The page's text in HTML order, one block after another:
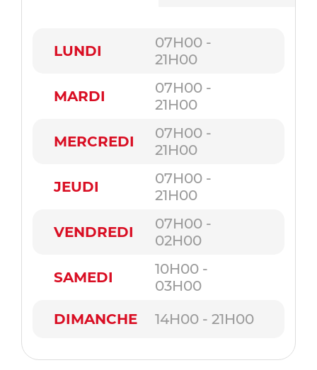
LUNDI
07H00 -
21H00
MARDI
07H00 -
21H00
MERCREDI
07H00 -
21H00
JEUDI
07H00 -
21H00
VENDREDI
07H00 -
02H00
SAMEDI
10H00 -
03H00
DIMANCHE
14H00 - 21H00